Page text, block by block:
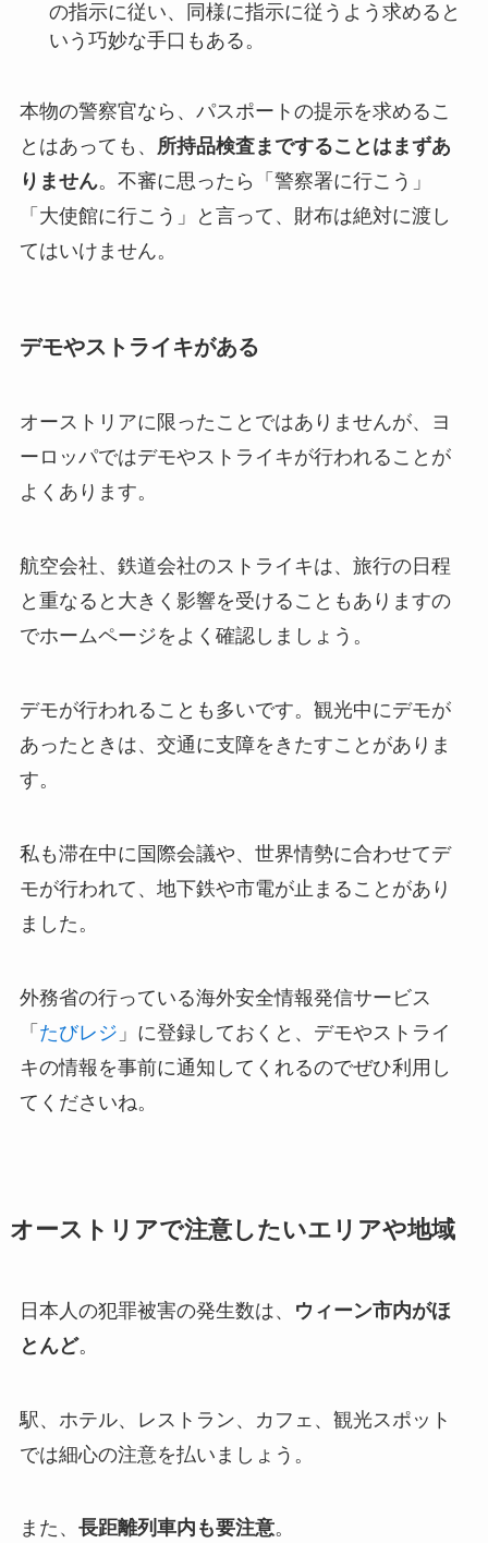
の指示に従い、同様に指示に従うよう求めると
いう巧妙な手口もある。
本物の警察官なら、パスポートの提示を求めるこ
とはあっても、
所持品検査まですることはまずあ
りません。不審に思ったら「警察署に行こう」
「大使館に行こう」と言って、財布は絶対に渡し
てはいけません。
デモやストライキがある
オーストリアに限ったことではありませんが、ヨ
ーロッパではデモやストライキが行われることが
よくあります。
航空会社、鉄道会社のストライキは、旅行の日程
と重なると大きく影響を受けることもありますの
でホームページをよく確認しましょう。
デモが行われることも多いです。観光中にデモが
あったときは、交通に支障をきたすことがありま
す。
私も滞在中に国際会議や、世界情勢に合わせてデ
モが行われて、地下鉄や市電が止まることがあり
ました。
外務省の行っている海外安全情報発信サービス
「 たびレジ 」に登録しておくと、デモやストライ
キの情報を事前に通知してくれるのでぜひ利用し
てくださいね。
オーストリアで注意したいエリアや地域
日本人の犯罪被害の発生数は、
ウィーン市内がほ
とんど。
駅、ホテル、レストラン、カフェ、観光スポット
では細心の注意を払いましょう。
また、 長距離列車内も要注意。